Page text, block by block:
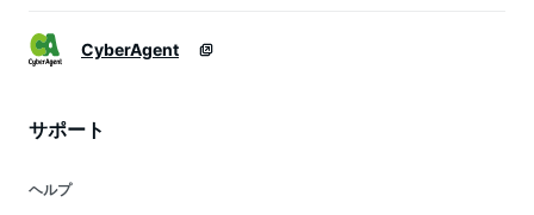
CyberAgent
サポート
ヘルプ